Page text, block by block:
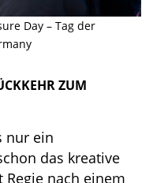
Day – Tag der
ZUM
nur ein
das kreative
Regie nach einem